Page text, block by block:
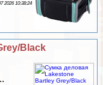
2026 10:38:24
Black